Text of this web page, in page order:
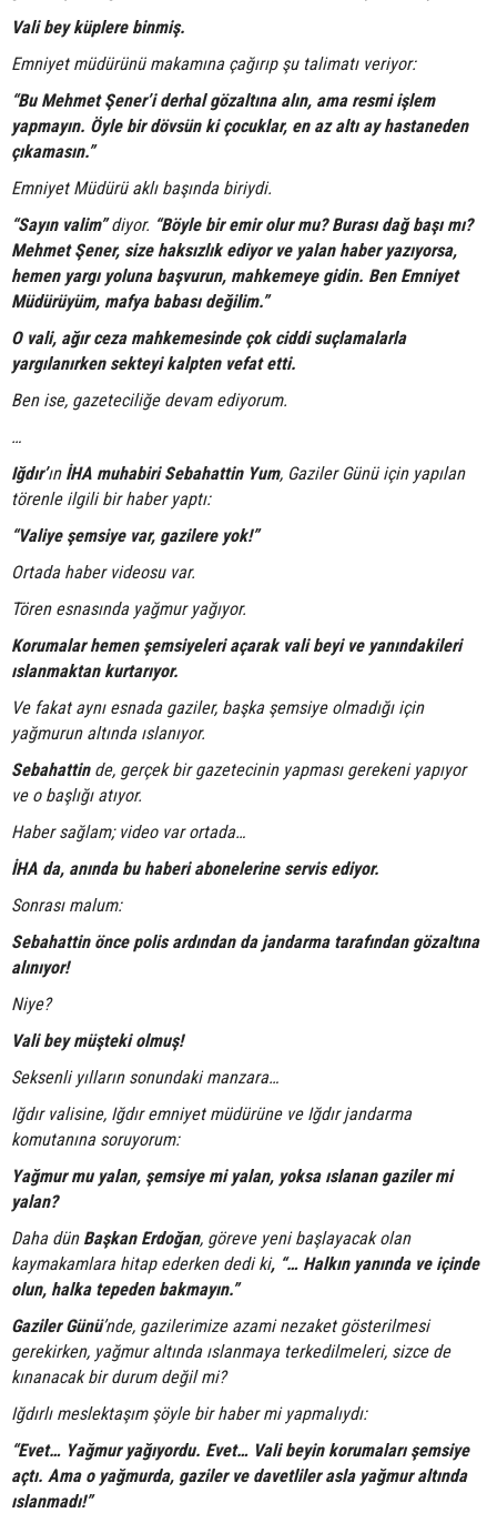
Vali bey küplere binmiş.
Emniyet müdürünü makamına çağırıp şu talimatı veriyor:
“Bu Mehmet Şener’i derhal gözaltına alın, ama resmi işlem
yapmayın. Öyle bir dövsün ki çocuklar, en az altı ay hastaneden
çıkamasın.”
Emniyet Müdürü aklı başında biriydi.
“Sayın valim”diyor. “Böyle bir emir olur mu? Burası dağ başı mı?
Mehmet Şener, size haksızlık ediyor ve yalan haber yazıyorsa,
hemen yargı yoluna başvurun, mahkemeye gidin. Ben Emniyet
Müdürüyüm, mafya babası değilim.”
O vali, ağır ceza mahkemesinde çok ciddi suçlamalarla
yargılanırken sekteyi kalpten vefat etti.
Ben ise, gazeteciliğe devam ediyorum.
…
Iğdır’ın İHA muhabiri Sebahattin Yum, Gaziler Günü için yapılan
törenle ilgili bir haber yaptı:
“Valiye şemsiye var, gazilere yok!”
Ortada haber videosu var.
Tören esnasında yağmur yağıyor.
Korumalar hemen şemsiyeleri açarak vali beyi ve yanındakileri
ıslanmaktan kurtarıyor.
Ve fakat aynı esnada gaziler, başka şemsiye olmadığı için
yağmurun altında ıslanıyor.
Sebahattinde, gerçek bir gazetecinin yapması gerekeni yapıyor
ve o başlığı atıyor.
Haber sağlam; video var ortada…
İHA da, anında bu haberi abonelerine servis ediyor.
Sonrası malum:
Sebahattin önce polis ardından da jandarma tarafından gözaltına
alınıyor!
Niye?
Vali bey müşteki olmuş!
Seksenli yılların sonundaki manzara…
Iğdır valisine, Iğdır emniyet müdürüne ve Iğdır jandarma
komutanına soruyorum:
Yağmur mu yalan, şemsiye mi yalan, yoksa ıslanan gaziler mi
yalan?
Daha dün Başkan Erdoğan, göreve yeni başlayacak olan
kaymakamlara hitap ederken dedi ki, “… Halkın yanında ve içinde
olun, halka tepeden bakmayın.”
Gaziler Günü’nde, gazilerimize azami nezaket gösterilmesi
gerekirken, yağmur altında ıslanmaya terkedilmeleri, sizce de
kınanacak bir durum değil mi?
Iğdırlı meslektaşım şöyle bir haber mi yapmalıydı:
“Evet… Yağmur yağıyordu. Evet… Vali beyin korumaları şemsiye
açtı. Ama o yağmurda, gaziler ve davetliler asla yağmur altında
ıslanmadı!”